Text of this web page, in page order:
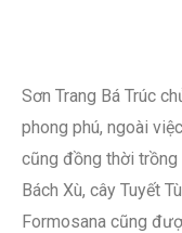
Sơn Trang Bá Trúc
phong phú, ngoài
cũng đồng thời
Bách Xù, cây Tuyết
Formosana cũng